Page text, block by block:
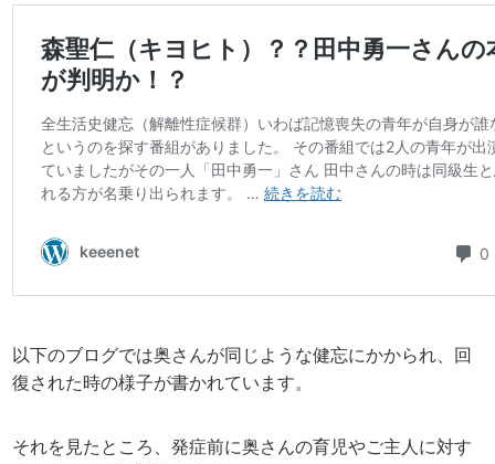
以下のブログでは奥さんが同じような健忘にかかられ、回
復された時の様子が書かれています。
それを見たところ、発症前に奥さんの育児やご主人に対す